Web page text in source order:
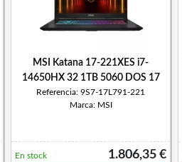
MSI Katana 17-221XES i7-
14650HX 32 1TB 5060 DOS 17
Referencia: 9S7-17L791-221
Marca: MSI
1.806,35 €
En stock